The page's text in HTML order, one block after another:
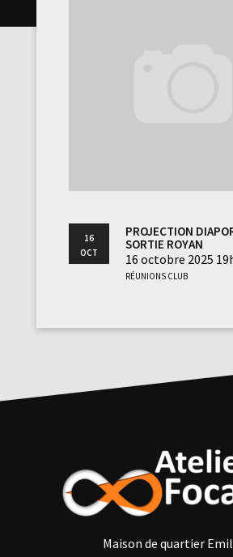
16
Oct
Projection
sortie Royan
16 octobre 2025
Réunions club
Maison de quartier